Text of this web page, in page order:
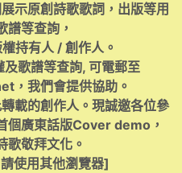
示原創詩歌歌詞，出版等用
譜等查詢，
持有人 / 創作人。
歌譜等查詢, 可電郵至
，我們會提供協助。
載的創作人。現誠邀各位參
個廣東話版Cover demo，
歌敬拜文化。
使用其他瀏覽器]